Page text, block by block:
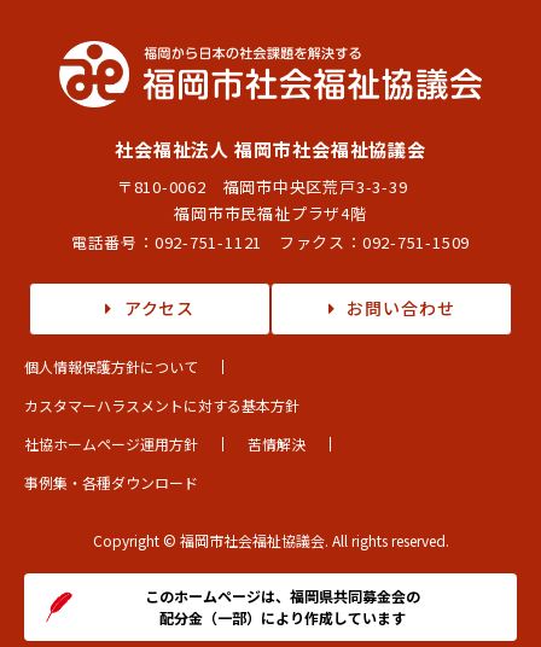
社会福祉法人 福岡市社会福祉協議会
〒810-0062 福岡市中央区荒戸3-3-39
福岡市市民福祉プラザ4階
電話番号： 092-751-1121 ファクス：092-751-1509
アクセス お問い合わせ
個人情報保護方針について
カスタマーハラスメントに対する基本方針
社協ホームページ運用方針
苦情解決
事例集・各種ダウンロード
Copyright © 福岡市社会福祉協議会. All rights reserved.
このホームページは、福岡県共同募金会の
配分金（一部）により作成しています